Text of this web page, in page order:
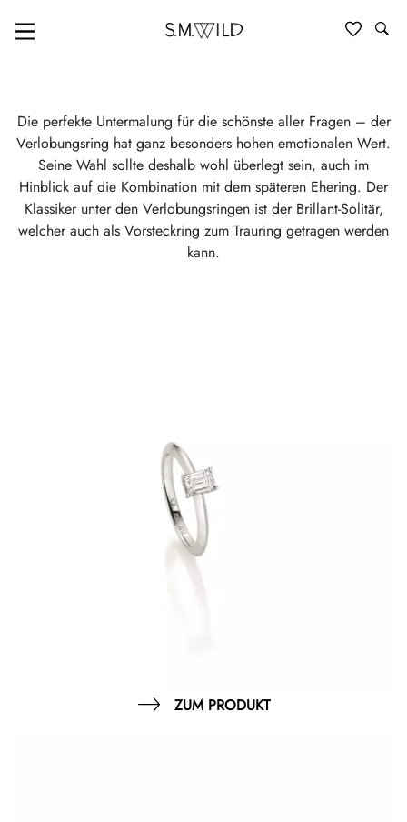
Die perfekte Untermalung für die schönste aller Fragen – der
Verlobungsring hat ganz besonders hohen emotionalen Wert.
Seine Wahl sollte deshalb wohl überlegt sein, auch im
Hinblick auf die Kombination mit dem späteren Ehering. Der
Klassiker unter den Verlobungsringen ist der Brillant-Solitär,
welcher auch als Vorsteckring zum Trauring getragen werden
kann.
ZUM PRODUKT